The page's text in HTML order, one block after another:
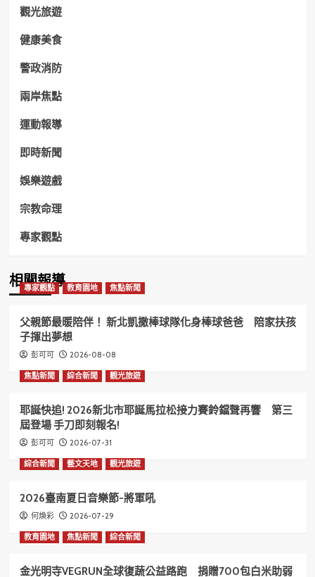
觀光旅遊
健康美食
警政消防
兩岸焦點
運動報導
即時新聞
娛樂遊戲
宗教命理
專家觀點
相關報導
專家觀點 教育園地 焦點新聞
父親節最暖陪伴！ 新北凱撒棒球隊化身棒球爸爸 陪家扶孩
子揮出夢想
彭可可 2026-08-08
焦點新聞 綜合新聞 觀光旅遊
耶誕快追! 2026新北市耶誕馬拉松接力賽鈴鐺聲再響 第三
屆登場 手刀即刻報名!
彭可可 2026-07-31
綜合新聞 藝文天地 觀光旅遊
2026臺南夏日音樂節-將軍吼
何煥彩 2026-07-29
教育園地 焦點新聞 綜合新聞
金光明寺VEGRUN全球復蔬公益路跑 捐贈700包白米助弱